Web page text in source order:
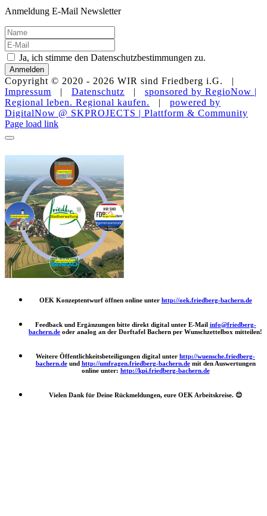
Anmeldung E-Mail Newsletter
Ja, ich stimme den Datenschutzbestimmungen zu.
Anmelden
Copyright © 2020 - 2026 WIR sind Friedberg i.G. |
Impressum | Datenschutz | sponsored by RegioNow |
Regional leben. Regional kaufen.
| powered by
DigitalNow @ SKPROJECTS | Plattform & Community
E-
Mail
WhatsApp
Facebook
Instagram
YouTube
Page load link
OEK Konzeptentwurf öffnen online unter http://oek.friedberg-bachern.de
Feedback und Ergänzungen bitte direkt digital unter E-Mail info@friedberg-
bachern.de oder analog an der Dorftafel Bachern per Wunschzettelbox mitteilen!
Weitere Öffentlichkeitsbeteiligungen digital unter http://wuensche.friedberg-
bachern.deund http://umfragen.friedberg-bachern.de mit den Auswertungen
online unter: http://kpi.friedberg-bachern.de
Vielen Dank für Deine Rückmeldungen, eure OEK Arbeitskreise. 😊